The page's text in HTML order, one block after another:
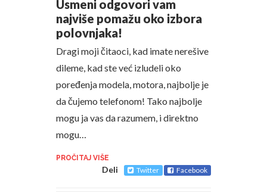
Usmeni odgovori vam
najviše pomažu oko izbora
polovnjaka!
Dragi moji čitaoci, kad imate nerešive
dileme, kad ste već izludeli oko
poređenja modela, motora, najbolje je
da čujemo telefonom! Tako najbolje
mogu ja vas da razumem, i direktno
mogu…
PROČITAJ VIŠE
Deli Twitter Facebook